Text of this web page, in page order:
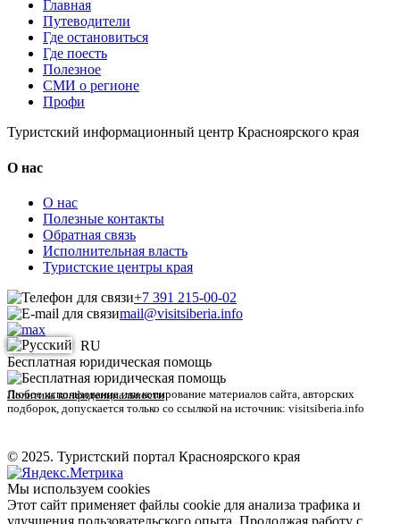
Главная
Путеводители
Где остановиться
Где поесть
Полезное
СМИ о регионе
Профи
Туристский информационный центр Красноярского края
О нас
О нас
Полезные контакты
Обратная связь
Исполнительная власть
Туристские центры края
+7 391 215-00-02
mail@visitsiberia.info
RU
Бесплатная юридическая помощь
Политика конфиденциальности
Любое использование или копирование материалов сайта, авторских
подборок, допускается только со ссылкой на источник: visitsiberia.info
© 2025. Туристский портал Красноярского края
Мы используем cookies
Этот сайт применяет файлы cookie для анализа трафика и
улучшения пользовательского опыта. Продолжая работу с